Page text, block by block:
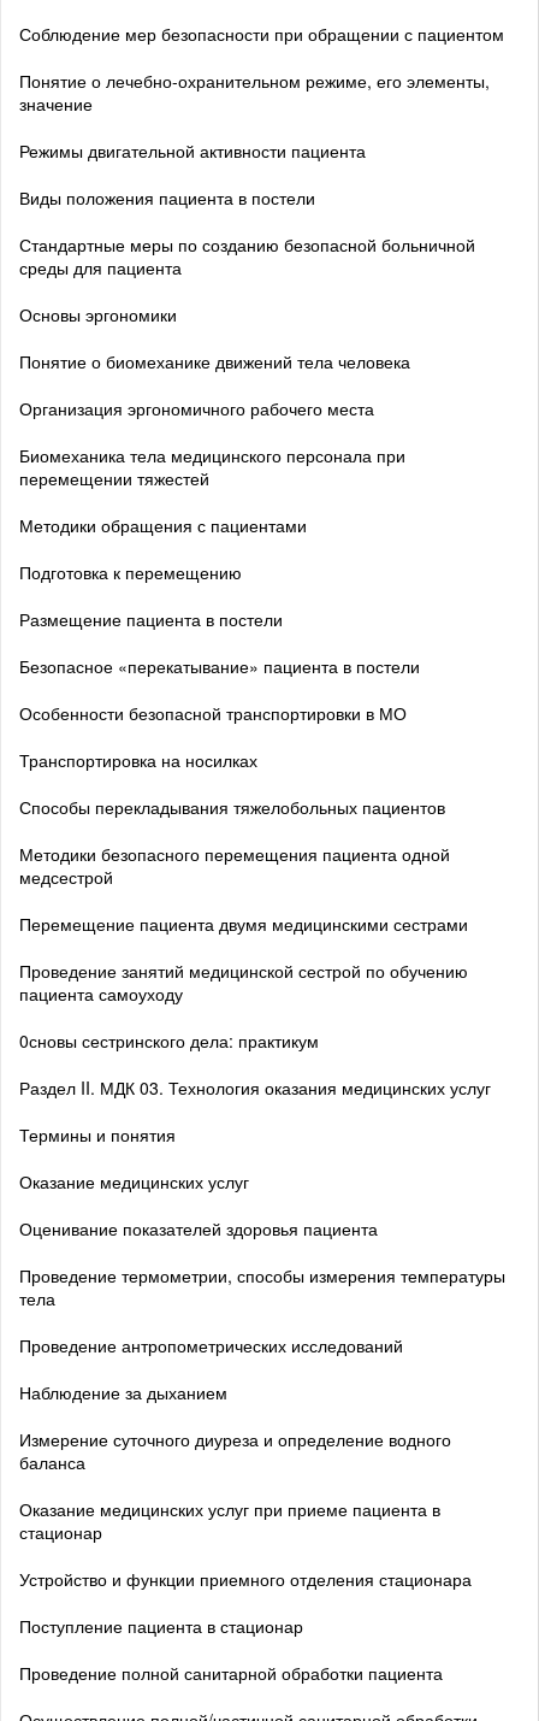
Соблюдение мер безопасности при обращении с пациентом
Понятие о лечебно-охранительном режиме, его элементы,
значение
Режимы двигательной активности пациента
Виды положения пациента в постели
Стандартные меры по созданию безопасной больничной
среды для пациента
Основы эргономики
Понятие о биомеханике движений тела человека
Организация эргономичного рабочего места
Биомеханика тела медицинского персонала при
перемещении тяжестей
Методики обращения с пациентами
Подготовка к перемещению
Размещение пациента в постели
Безопасное «перекатывание» пациента в постели
Особенности безопасной транспортировки в МО
Транспортировка на носилках
Способы перекладывания тяжелобольных пациентов
Методики безопасного перемещения пациента одной
медсестрой
Перемещение пациента двумя медицинскими сестрами
Проведение занятий медицинской сестрой по обучению
пациента самоуходу
0сновы сестринского дела: практикум
Раздел II. МДК 03. Технология оказания медицинских услуг
Термины и понятия
Оказание медицинских услуг
Оценивание показателей здоровья пациента
Проведение термометрии, способы измерения температуры
тела
Проведение антропометрических исследований
Наблюдение за дыханием
Измерение суточного диуреза и определение водного
баланса
Оказание медицинских услуг при приеме пациента в
стационар
Устройство и функции приемного отделения стационара
Поступление пациента в стационар
Проведение полной санитарной обработки пациента